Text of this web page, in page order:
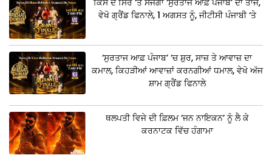
ਵੇਖੋ ਗ੍ਰੈਂਡ ਫਿਨਾਲੇ, 1 ਅਗਸਤ ਨੂੰ, ਜੀਟੀਸੀ ਪੰਜਾਬੀ ‘ਤੇ
‘ਸੁਰਤਾਜ ਆਫ਼ ਪੰਜਾਬ’ ‘ਚ ਸ਼ੁਰ, ਸਾਜ਼ ਤੇ ਆਵਾਜ਼ ਦਾ
ਕਮਾਲ, ਕਿਹੜੀਆਂ ਆਵਾਜ਼ਾਂ ਕਰਨਗੀਆਂ ਧਮਾਲ, ਵੇਖੋ ਅੱਜ
ਸ਼ਾਮ ਗ੍ਰੈਂਡ ਫਿਨਾਲੇ
ਥਲਪਤੀ ਵਿਜੇ ਦੀ ਫ਼ਿਲਮ ‘ਜਨ ਨਾਇਕਨ’ ਨੂੰ ਲੈ ਕੇ
ਕਰਨਾਟਕ ਵਿੱਚ ਹੰਗਾਮਾ